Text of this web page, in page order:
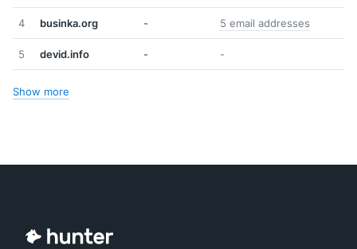
4 businka.org - 5 email addresses
5 devid.info - -
Show more